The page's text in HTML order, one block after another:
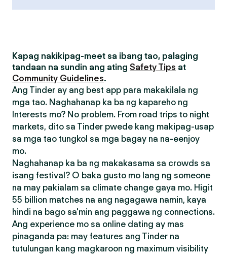
Kapag nakikipag-meet sa ibang tao, palaging
tandaan na sundin ang ating Safety Tips at
Community Guidelines.
Ang Tinder ay ang best app para makakilala ng
mga tao. Naghahanap ka ba ng kapareho ng
Interests mo? No problem. From road trips to night
markets, dito sa Tinder pwede kang makipag-usap
sa mga tao tungkol sa mga bagay na na-eenjoy
mo.
Naghahanap ka ba ng makakasama sa crowds sa
isang festival? O baka gusto mo lang ng someone
na may pakialam sa climate change gaya mo. Higit
55 billion matches na ang nagagawa namin, kaya
hindi na bago sa'min ang paggawa ng connections.
Ang experience mo sa online dating ay mas
pinaganda pa: may features ang Tinder na
tutulungan kang magkaroon ng maximum visibility